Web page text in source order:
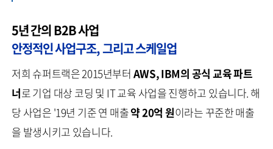
5년 간의 B2B 사업
안정적인 사업구조, 그리고 스케일업
저희 슈퍼트랙은 2015년부터 AWS, IBM의 공식 교육 파트
너로 기업 대상 코딩 및 IT 교육 사업을 진행하고 있습니다. 해
당 사업은 '19년 기준 연 매출약 20억 원이라는 꾸준한 매출
을 발생시키고 있습니다.